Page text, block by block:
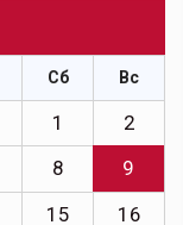
Сб Вс
1
2
8
9
15
16